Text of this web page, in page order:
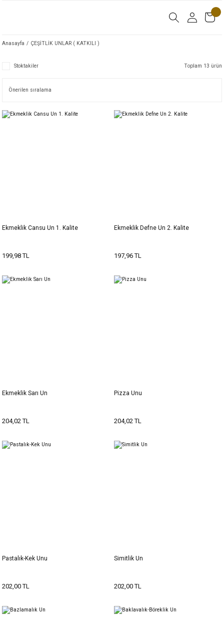
Anasayfa ÇEŞİTLİK UNLAR ( KATKILI )
Stoktakiler Toplam 13 ürün
Ekmeklik Cansu Un 1. Kalite
199,98 TL
Ekmeklik Defne Un 2. Kalite
197,96 TL
Ekmeklik Sarı Un
204,02 TL
Pizza Unu
204,02 TL
Pastalık-Kek Unu
202,00 TL
Simitlik Un
202,00 TL